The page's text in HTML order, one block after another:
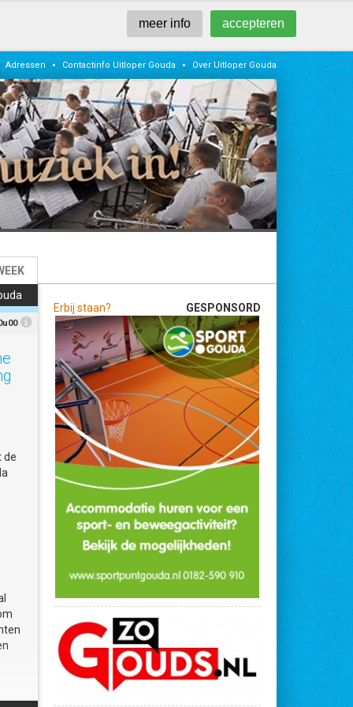
accepteren
meer info
Adressen • Contactinfo Uitloper Gouda • Over Uitloper Gouda
de
Erbij staan? GESPONSORD